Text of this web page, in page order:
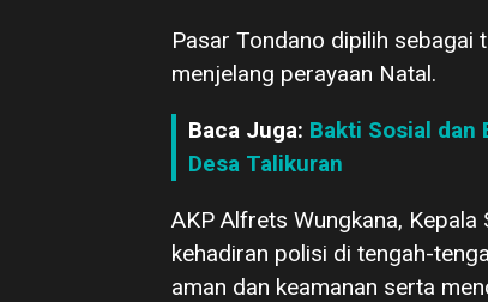
Pasar Tondano dipilih sebagai
menjelang perayaan Natal.
Baca Juga: Bakti Sosial dan
Desa Talikuran
AKP Alfrets Wungkana,
kehadiran polisi di tengah-
aman dan keamanan serta